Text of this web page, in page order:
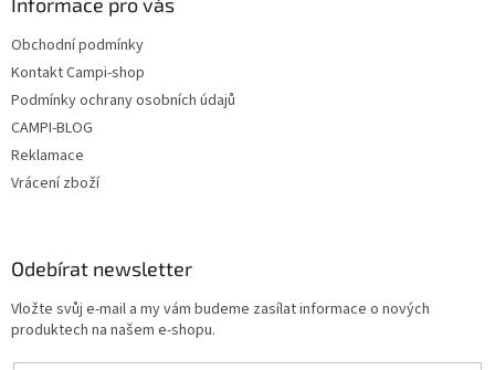
Obchodní podmínky
Kontakt Campi-shop
Podmínky ochrany osobních údajů
CAMPI-BLOG
Reklamace
Vrácení zboží
Odebírat newsletter
Vložte svůj e-mail a my vám budeme zasílat informace o nových
produktech na našem e-shopu.